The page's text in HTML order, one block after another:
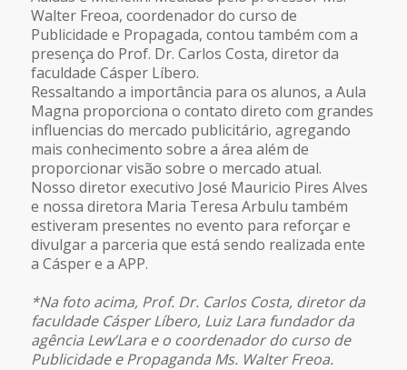
Walter Freoa, coordenador do curso de
Publicidade e Propagada, contou também com a
presença do Prof. Dr. Carlos Costa, diretor da
faculdade Cásper Líbero.
Ressaltando a importância para os alunos, a Aula
Magna proporciona o contato direto com grandes
influencias do mercado publicitário, agregando
mais conhecimento sobre a área além de
proporcionar visão sobre o mercado atual.
Nosso diretor executivo José Mauricio Pires Alves
e nossa diretora Maria Teresa Arbulu também
estiveram presentes no evento para reforçar e
divulgar a parceria que está sendo realizada ente
a Cásper e a APP.
*Na foto acima, Prof. Dr. Carlos Costa, diretor da
faculdade Cásper Líbero, Luiz Lara fundador da
agência Lew’Lara e o coordenador do curso de
Publicidade e Propaganda Ms. Walter Freoa.